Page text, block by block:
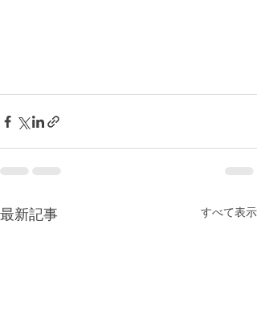
最新記事 すべて表示